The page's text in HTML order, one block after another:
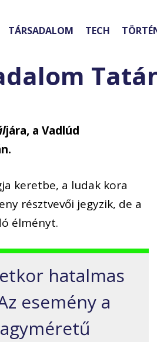
TÁRSADALOM TECH
jára, a Vadlúd
keretbe, a ludak kora
résztvevői jegyzik, de a
élményt.
hatalmas
esemény a